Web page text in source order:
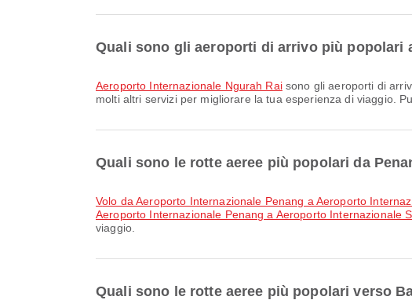
Quali sono gli aeroporti di arrivo più popolari
Aeroporto Internazionale Ngurah Raisono gli aeroporti di
molti altri servizi per migliorare la tua esperienza di viaggio.
Quali sono le rotte aeree più popolari da
volo da Aeroporto Internazionale Penang a Aeroporto
Aeroporto Internazionale Penang a Aeroporto Internazionale
viaggio.
Quali sono le rotte aeree più popolari verso